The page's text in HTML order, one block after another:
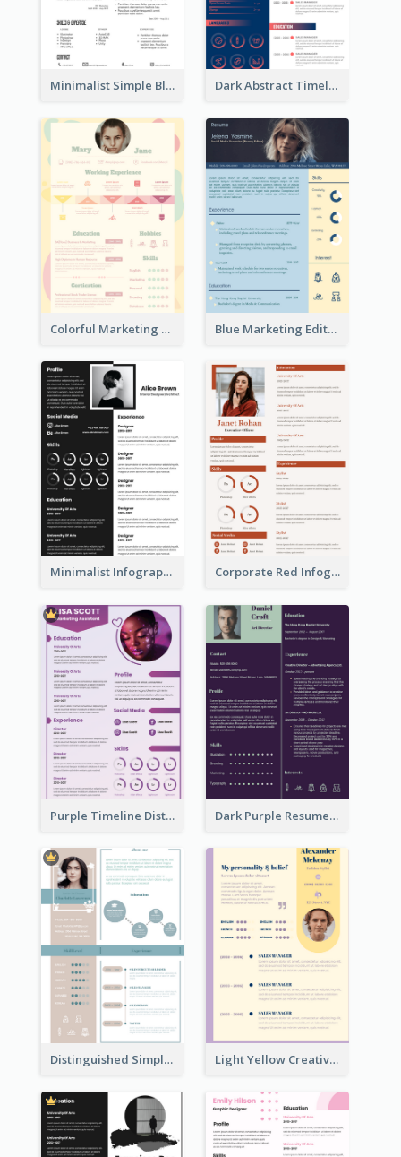
Minimalist Simple Black Resume Dark Abstract Timeline Resume
Colorful Marketing Resume Blue Marketing Editor Resume
Minimalist Infographic Resume Corporate Red Infographic Resume
Purple Timeline Distinguished Resume Dark Purple Resume
Distinguished Simple Professional Resume Light Yellow Creative Resume